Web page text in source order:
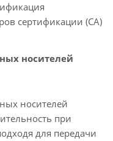
сертификации (CA)
носителей
носителей
при
для передачи